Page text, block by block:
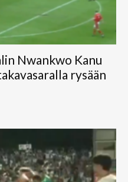
Nwankwo Kanu
rysään